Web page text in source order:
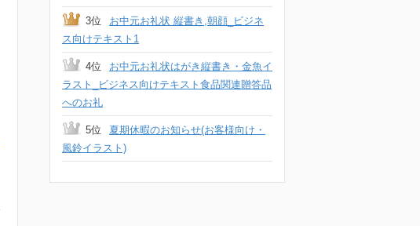
3位
お中元お礼状 縦書き,朝顔_ビジネ
ス向けテキスト1
4位
お中元お礼状はがき縦書き・金魚イ
ラスト_ビジネス向けテキスト食品関連贈答品
へのお礼
5位
夏期休暇のお知らせ(お客様向け・
風鈴イラスト)